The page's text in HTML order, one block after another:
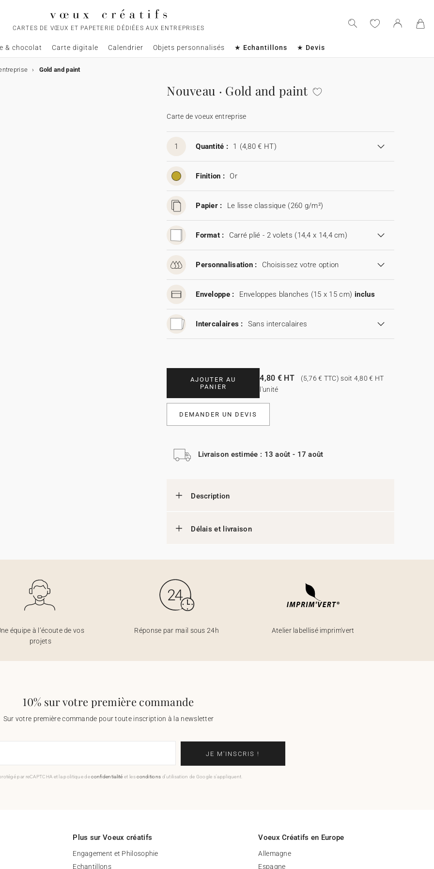
CARTES DE VŒUX ET PAPETERIE DÉDIÉES AUX ENTREPRISES
& chocolat Carte digitale Calendrier Objets personnalisés ★ Echantillons ★ Devis
Gold and paint
Nouveau · Gold and paint
Carte de voeux entreprise
1 Quantité : 1 (4,80 € HT)
Finition : Or
Papier : Le lisse classique (260 g/m²)
Format : Carré plié - 2 volets (14,4 x 14,4 cm)
Personnalisation : Choisissez votre option
Enveloppe : Enveloppes blanches (15 x 15 cm) inclus
Intercalaires : Sans intercalaires
AJOUTER AU
PANIER
4,80 € HT
(5,76 € TTC) soit 4,80 € HT
l'unité
DEMANDER UN DEVIS
Livraison estimée : 13 août - 17 août
Description
Délais et livraison
équipe à l’écoute de vos
projets
Réponse par mail sous 24h Atelier labellisé imprim'vert
10% sur votre première commande
Sur votre première commande pour toute inscription à la newsletter
JE M'INSCRIS !
par reCAPTCHA et la politique deconfidentialité et lesconditions d'utilisation de Google s'appliquent.
Plus sur Voeux créatifs
Engagement et Philosophie
Echantillons
Voeux Créatifs en Europe
Allemagne
Espagne